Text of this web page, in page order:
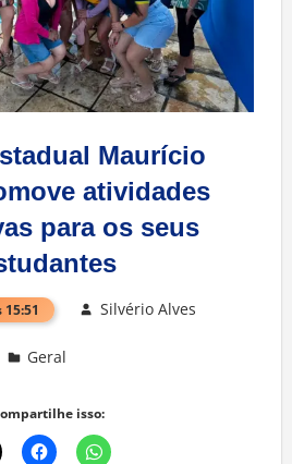
Maurício
atividades
para os seus
Silvério Alves
Geral
isso: